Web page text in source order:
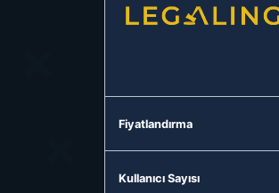
Fiyatlandırma
Kullanıcı Sayısı